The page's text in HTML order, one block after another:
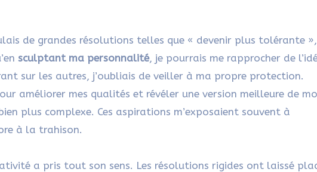
de grandes résolutions telles que « devenir plus tolérante »,
sculptant ma personnalité, je pourrais me rapprocher de
sur les autres, j’oubliais de veiller à ma propre protection.
améliorer mes qualités et révéler une version meilleure de
plus complexe. Ces aspirations m’exposaient souvent à
à la trahison.
a pris tout son sens. Les résolutions rigides ont laissé